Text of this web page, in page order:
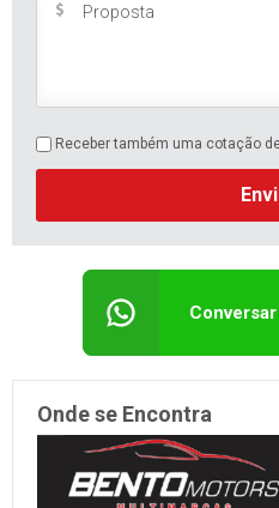
Receber também uma cotação
Onde se Encontra